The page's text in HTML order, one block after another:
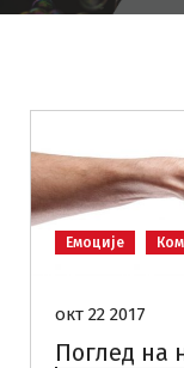
Емоције
окт 22 2017
Поглед на